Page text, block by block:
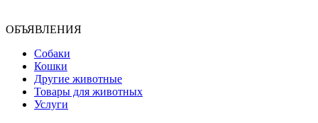
ОБЪЯВЛЕНИЯ
Собаки
Кошки
Другие животные
Товары для животных
Услуги